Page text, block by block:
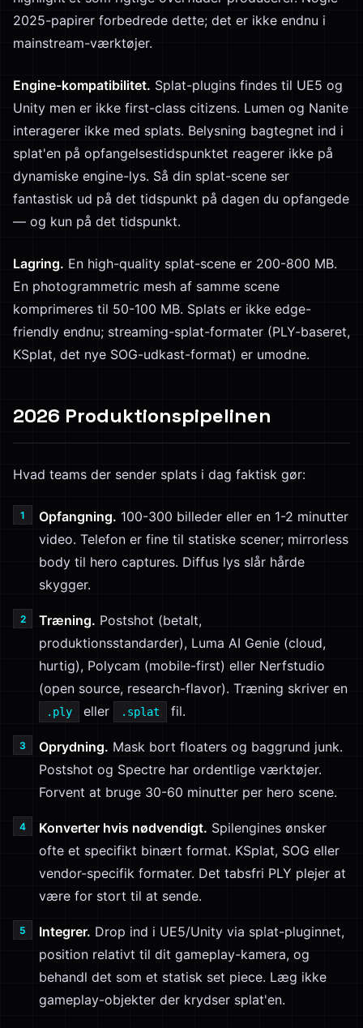
2025-papirer forbedrede dette; det er ikke endnu i
mainstream-værktøjer.
Engine-kompatibilitet. Splat-plugins findes til UE5 og
Unity men er ikke first-class citizens. Lumen og Nanite
interagerer ikke med splats. Belysning bagtegnet ind i
splat'en på opfangelsestidspunktet reagerer ikke på
dynamiske engine-lys. Så din splat-scene ser
fantastisk ud på det tidspunkt på dagen du opfangede
— og kun på det tidspunkt.
Lagring. En high-quality splat-scene er 200-800 MB.
En photogrammetric mesh af samme scene
komprimeres til 50-100 MB. Splats er ikke edge-
friendly endnu; streaming-splat-formater (PLY-baseret,
KSplat, det nye SOG-udkast-format) er umodne.
2026 Produktionspipelinen
Hvad teams der sender splats i dag faktisk gør:
Opfangning. 100-300 billeder eller en 1-2 minutter
video. Telefon er fine til statiske scener; mirrorless
body til hero captures. Diffus lys slår hårde
skygger.
Træning. Postshot (betalt,
produktionsstandarder), Luma AI Genie (cloud,
hurtig), Polycam (mobile-first) eller Nerfstudio
(open source, research-flavor). Træning skriver en
.ply eller .splat fil.
Oprydning. Mask bort floaters og baggrund junk.
Postshot og Spectre har ordentlige værktøjer.
Forvent at bruge 30-60 minutter per hero scene.
Konverter hvis nødvendigt. Spilengines ønsker
ofte et specifikt binært format. KSplat, SOG eller
vendor-specifik formater. Det tabsfri PLY plejer at
være for stort til at sende.
Integrer. Drop ind i UE5/Unity via splat-pluginnet,
position relativt til dit gameplay-kamera, og
behandl det som et statisk set piece. Læg ikke
gameplay-objekter der krydser splat'en.